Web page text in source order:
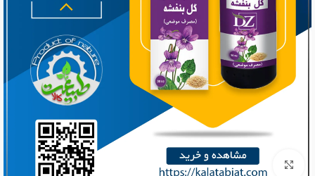
برای بزرگنمایی کلیک کنید